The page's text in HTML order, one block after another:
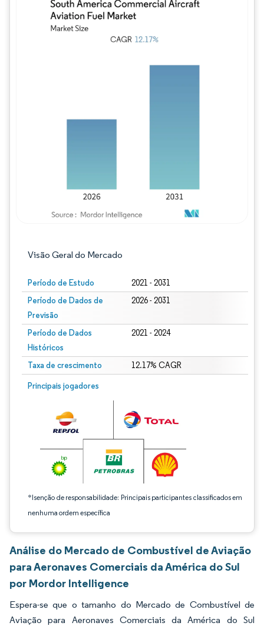
Visão Geral do Mercado
Período de Estudo 2021 - 2031
Período de Dados de
Previsão
2026 - 2031
Período de Dados
Históricos
2021 - 2024
Taxa de crescimento 12.17% CAGR
Principais jogadores
*Isenção de responsabilidade: Principais participantes classificados em
nenhuma ordem específica
Imagem © Mordor Intelligence. O reuso requer atribuição conforme CC BY 4.0.
Análise do Mercado de Combustível de Aviação
para Aeronaves Comerciais da América do Sul
por Mordor Intelligence
Espera-se que o tamanho do Mercado de Combustível de
Aviação para Aeronaves Comerciais da América do Sul